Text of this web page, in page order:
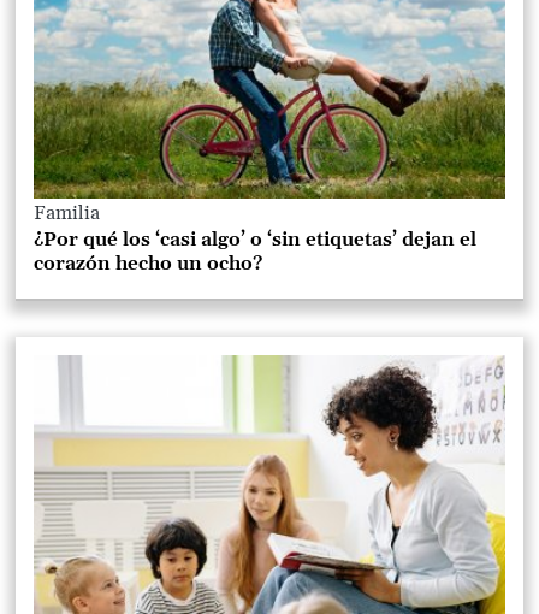
Familia
¿Por qué los ‘casi algo’ o ‘sin etiquetas’ dejan el
corazón hecho un ocho?